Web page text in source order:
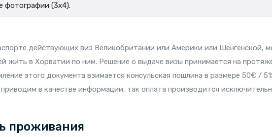
фотографии (3х4).
действующих виз Великобритании или Америки или Шенгенской,
жить в Хорватии по ним. Решение о выдаче визы принимается на
этого документа взимается консульская пошлина в размере 50€ /
в качестве информации, так оплата производится
проживания